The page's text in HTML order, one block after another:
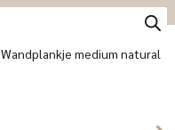
Wandplankje medium natural